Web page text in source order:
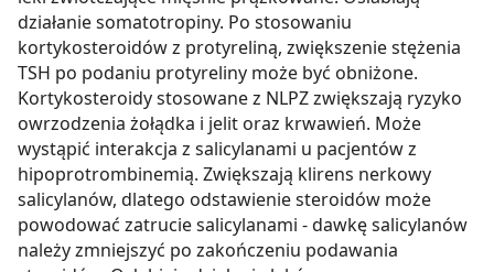
działanie somatotropiny. Po stosowaniu
kortykosteroidów z protyreliną, zwiększenie stężenia
TSH po podaniu protyreliny może być obniżone.
Kortykosteroidy stosowane z NLPZ zwiększają ryzyko
owrzodzenia żołądka i jelit oraz krwawień. Może
wystąpić interakcja z salicylanami u pacjentów z
hipoprotrombinemią. Zwiększają klirens nerkowy
salicylanów, dlatego odstawienie steroidów może
powodować zatrucie salicylanami - dawkę salicylanów
należy zmniejszyć po zakończeniu podawania